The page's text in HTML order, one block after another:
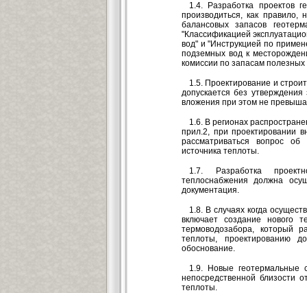
1.4. Разработка проектов
производиться, как правило,
балансовых запасов
"Классификацией
вод" и "Инструкцией по
подземных вод к
комиссии по запасам
1.5. Проектирование и
допускается без
вложения при этом не
1.6. В регионах
прил.2, при проектировании
рассматриваться вопрос
источника теплоты.
1.7. Разработка
теплоснабжения должна
документация.
1.8. В случаях когда
включает создание нового
термоводозабора, который
теплоты, проектированию
обоснование.
1.9. Новые геотермальные
непосредственной близости
теплоты.